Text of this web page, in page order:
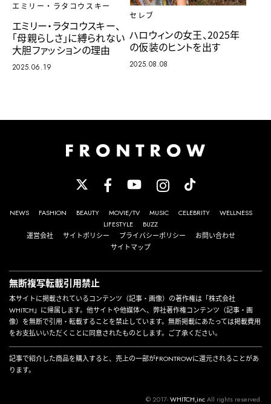
エミリー・ラタコウスキー
エミリー・ラタコウスキー、
「母親らしさ」に縛られない
大胆ファッションの理由
2025.06.19
セレブ
ハロウィンの女王、2025年
の仮装のヒントを出す
2025.08.08
NEWS FASHION BEAUTY MOVIE/TV MUSIC CELEBRITY
WELLNESS
LIFESTYLE
BUZZ
運営会社
サイトポリシー プライバシーポリシー
お問い合わせ
サイトマップ
無断複写転載引用禁止
本サイトに掲載されているコンテンツ（記事・画像）の著作権は「株式会社
WHITCH」に帰属します。他サイトや他媒体へ、弊社著作権コンテンツ（記事・画
像）を無断で引用・転載することを禁止しています。無断掲載にあたっては掲載費用
をお支払いいただくことに同意されたものとします。ご了承ください。
記事で紹介した商品を購入すると、売上の一部がFRONTROWに還元されることがあ
ります。
© 2017-WHITCH,incAll rights reserved.